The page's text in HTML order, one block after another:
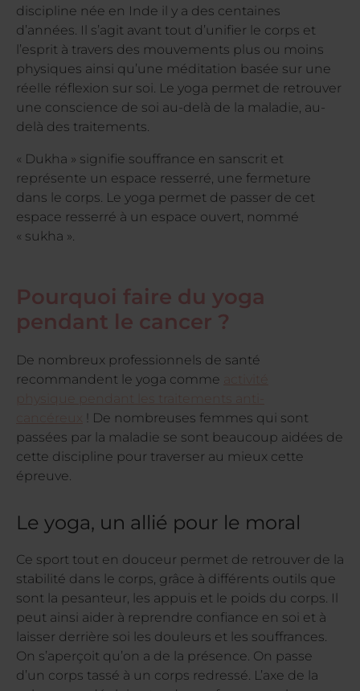
discipline née en Inde il y a des centaines
d’années. Il s’agit avant tout d’unifier le corps et
l’esprit à travers des mouvements plus ou moins
physiques ainsi qu’une méditation basée sur une
réelle réflexion sur soi. Le yoga permet de retrouver
une conscience de soi au-delà de la maladie, au-
delà des traitements.
« Dukha » signifie souffrance en sanscrit et
représente un espace resserré, une fermeture
dans le corps. Le yoga permet de passer de cet
espace resserré à un espace ouvert, nommé
« sukha ».
Pourquoi faire du yoga
pendant le cancer ?
De nombreux professionnels de santé
recommandent le yoga comme
activité
physique pendant les traitements anti-
cancéreux
! De nombreuses femmes qui sont
passées par la maladie se sont beaucoup aidées de
cette discipline pour traverser au mieux cette
épreuve.
Le yoga, un allié pour le moral
Ce sport tout en douceur permet de retrouver de la
stabilité dans le corps, grâce à différents outils que
sont la pesanteur, les appuis et le poids du corps. Il
peut ainsi aider à reprendre confiance en soi et à
laisser derrière soi les douleurs et les souffrances.
On s’aperçoit qu’on a de la présence. On passe
d’un corps tassé à un corps redressé. L’axe de la